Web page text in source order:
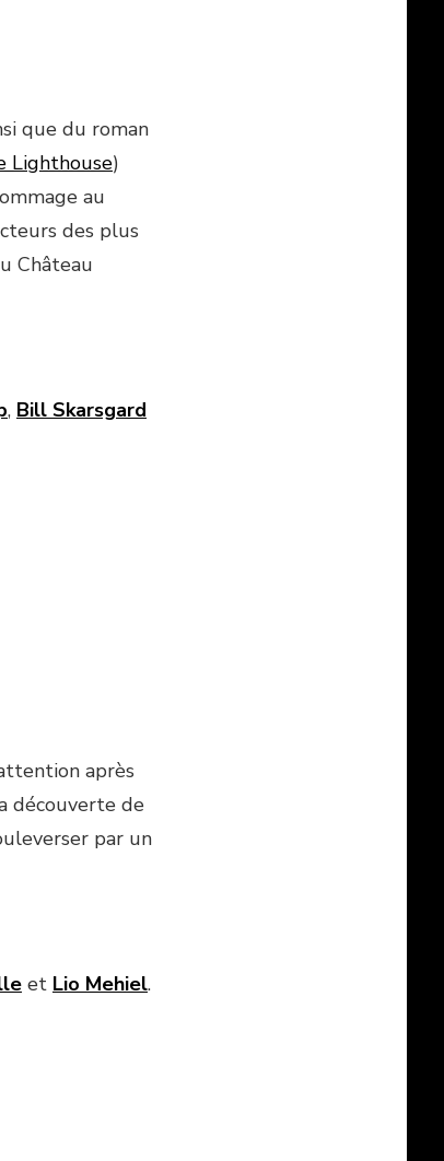
que du roman
Lighthouse)
au
des plus
Château
, Bill Skarsgard
après
découverte de
par un
et Lio Mehiel.